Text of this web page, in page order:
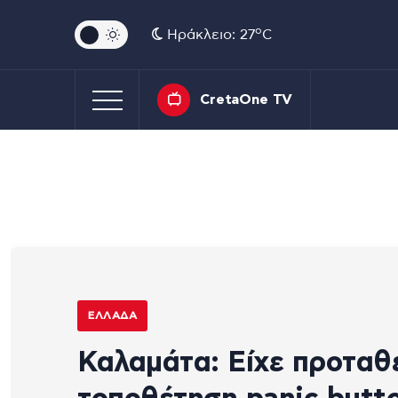
Ηράκλειο: 27oC
CretaOne TV
ΕΛΛΆΔΑ
Καλαμάτα: Είχε